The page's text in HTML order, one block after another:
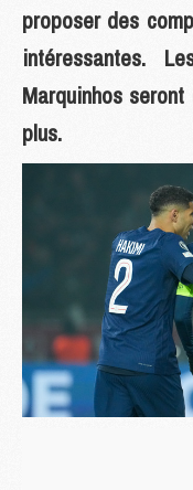
proposer des
intéressantes.
Marquinhos
plus.